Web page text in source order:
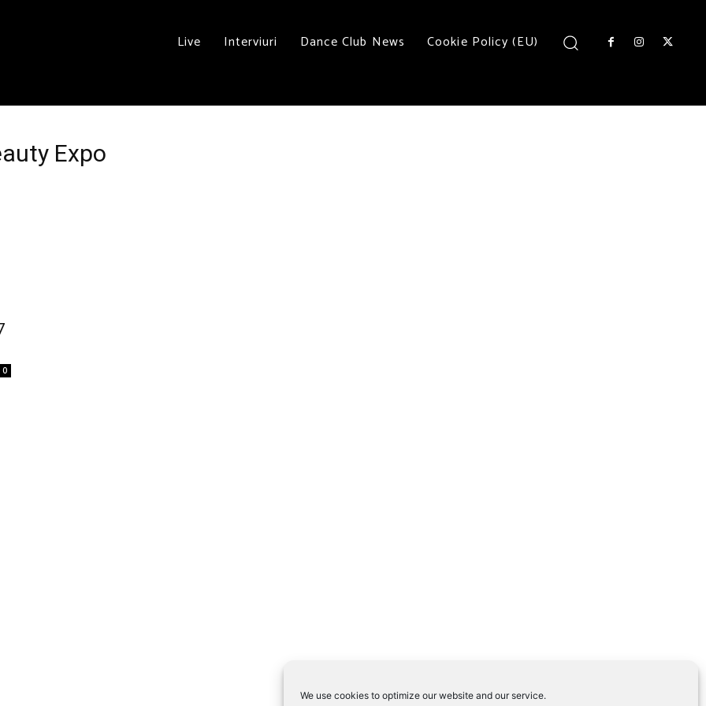
We use cookies to optimize our website and our service.
Live Interviuri Dance Club News Cookie Policy (EU)
Expo
0